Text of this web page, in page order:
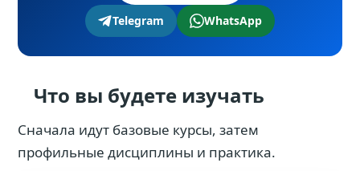
Telegram WhatsApp
Что вы будете изучать
Сначала идут базовые курсы, затем
профильные дисциплины и практика.